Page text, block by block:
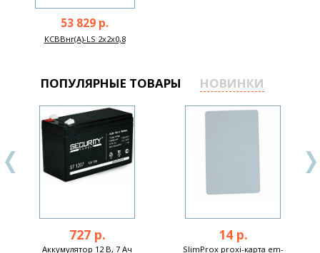
53 829 р.
КСВВнг(А)-LS 2х2х0,8
ПОПУЛЯРНЫЕ ТОВАРЫ НОВИНКИ
727 р.
Аккумулятор 12 В, 7 Ач
14 р.
SlimProx proxi-карта em-